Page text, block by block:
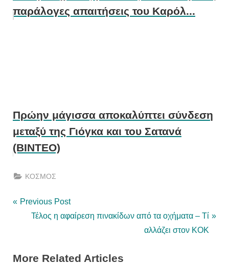
παράλογες απαιτήσεις του Καρόλ...
Πρώην μάγισσα αποκαλύπτει σύνδεση
μεταξύ της Γιόγκα και του Σατανά
(ΒΙΝΤΕΟ)
ΚΟΣΜΟΣ
Post
P
i
Previous Post
N
t
Τέλος η αφαίρεση πινακίδων από τα οχήματα – Τί
αλλάζει στον ΚΟΚ
More Related Articles